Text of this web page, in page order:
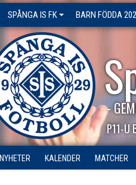
SPÅNGA IS FK BARN FÖDDA
-
P11-U
NYHETER KALENDER MATCHER